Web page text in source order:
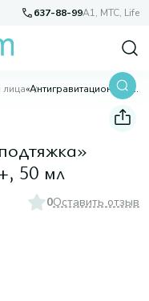
637-88-99A1, МТС, Life
лица «Антигравитационная подтяжка» Жемчужная кожа 40-45+, 50 мл
50 мл
0Оставить отзыв